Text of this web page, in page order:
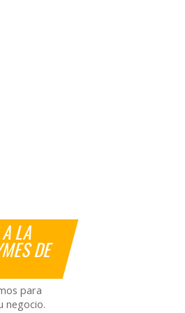
LA
DE
para
negocio.